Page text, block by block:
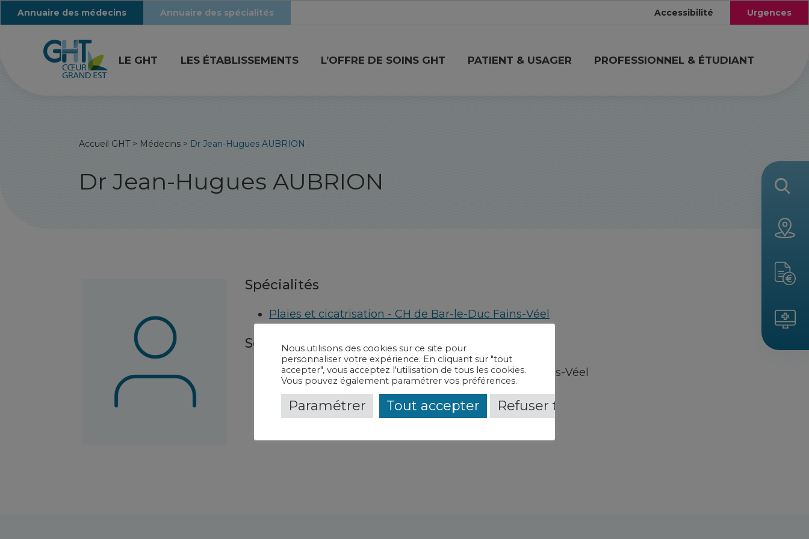
Annuaire des médecins Annuaire des spécialités Accessibilité Urgences
LE GHT LES ÉTABLISSEMENTS L’OFFRE DE SOINS GHT PATIENT & USAGER PROFESSIONNEL & ÉTUDIANT
Accueil GHT> Médecins > Dr Jean-Hugues AUBRION
Dr Jean-Hugues AUBRION
Spécialités
Plaies et cicatrisation - CH de Bar-le-Duc Fains-Véel
Service(s) et contact(s)
L'unité plaies et cicatrisation-CH de Bar-le-Duc Fains-Véel
Nous utilisons des cookies sur ce site pour
personnaliser votre expérience. En cliquant sur "tout
accepter", vous acceptez l'utilisation de tous les cookies.
Vous pouvez également paramétrer vos préférences.
Paramétrer Tout accepter Refuser tout